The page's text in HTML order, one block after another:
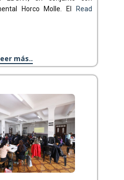
Horco Molle. El
Read
más..